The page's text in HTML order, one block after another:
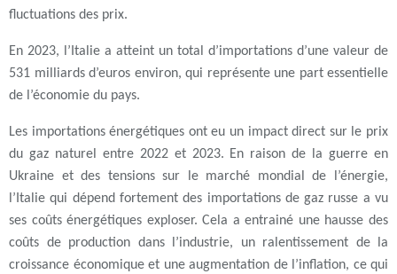
fluctuations des prix.
En 2023, l’Italie a atteint un total d’importations d’une valeur de
531 milliards d’euros environ, qui représente une part essentielle
de l’économie du pays.
Les importations énergétiques ont eu un impact direct sur le prix
du gaz naturel entre 2022 et 2023. En raison de la guerre en
Ukraine et des tensions sur le marché mondial de l’énergie,
l’Italie qui dépend fortement des importations de gaz russe a vu
ses coûts énergétiques exploser. Cela a entrainé une hausse des
coûts de production dans l’industrie, un ralentissement de la
croissance économique et une augmentation de l’inflation, ce qui